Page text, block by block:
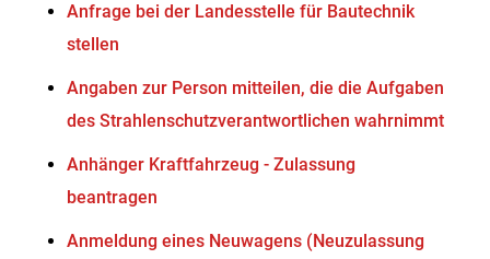
Anfrage bei der Landesstelle für Bautechnik
stellen
Angaben zur Person mitteilen, die die Aufgaben
des Strahlenschutzverantwortlichen wahrnimmt
Anhänger Kraftfahrzeug - Zulassung
beantragen
Anmeldung eines Neuwagens (Neuzulassung